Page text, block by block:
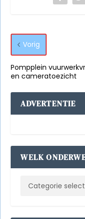
Vorig
Pompplein
en cameratoezicht
ADVERTENTIE
WELK